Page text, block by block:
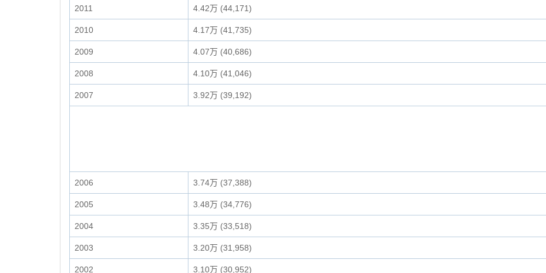
2011 4.42万 (44,171)
2010 4.17万 (41,735)
2009 4.07万 (40,686)
2008 4.10万 (41,046)
2007 3.92万 (39,192)
2006 3.74万 (37,388)
2005 3.48万 (34,776)
2004 3.35万 (33,518)
2003 3.20万 (31,958)
2002 3.10万 (30,952)